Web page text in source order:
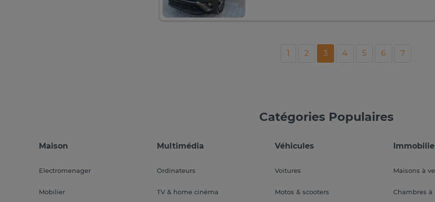
1 2 3 4 5 6 7
Catégories Populaires
Maison
Electromenager
Mobilier
Multimédia
Ordinateurs
TV & home cinéma
Véhicules
Voitures
Motos & scooters
Maisons à
Chambres à